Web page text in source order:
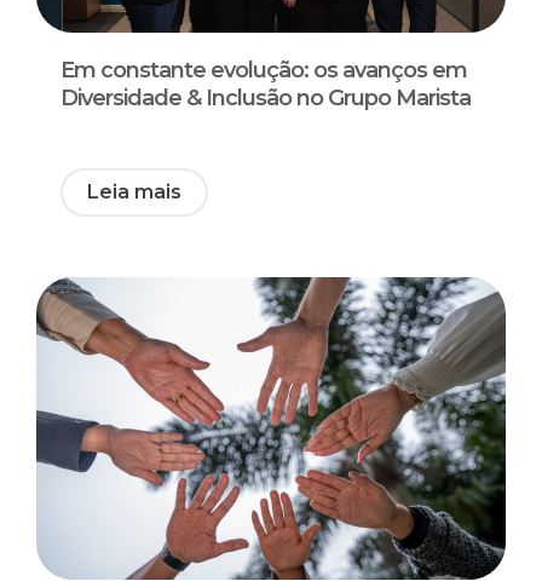
Em constante evolução: os avanços em
Diversidade & Inclusão no Grupo Marista
Leia mais